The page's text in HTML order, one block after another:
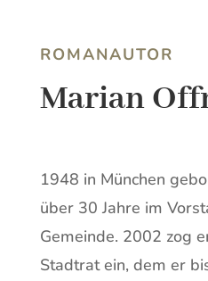
ROMANAUTOR
Marian
1948 in München
über 30 Jahre im
Gemeinde. 2002 zog
Stadtrat ein, dem er